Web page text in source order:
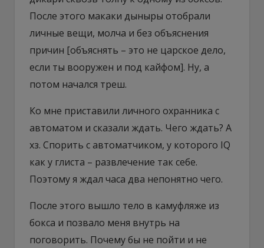
После этого макаки дыныры отобрали
личные вещи, молча и без объяснения
причин [объяснять – это не царское дело,
если ты вооружен и под кайфом]. Ну, а
потом начался треш.
Ко мне приставили личного охранника с
автоматом и сказали ждать. Чего ждать? А
хз. Спорить с автоматчиком, у которого IQ
как у глиста – развлечение так себе.
Поэтому я ждал часа два непонятно чего.
После этого вышло тело в камуфляже из
бокса и позвало меня внутрь на
поговорить. Почему бы не пойти и не